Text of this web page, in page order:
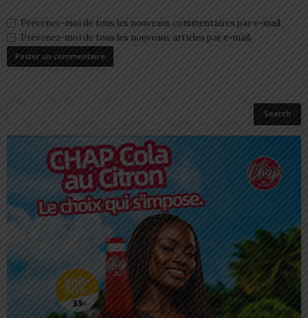
Prévenez-moi de tous les nouveaux commentaires par e-mail.
Prévenez-moi de tous les nouveaux articles par e-mail.